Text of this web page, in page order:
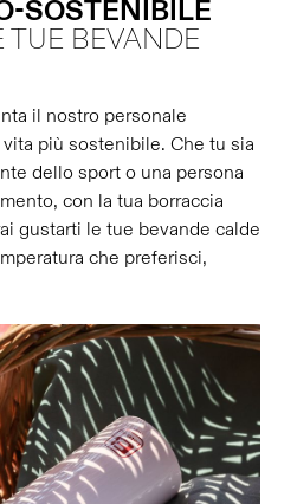
SOSTENIBILE
TUE BEVANDE
il nostro personale
più sostenibile. Che tu sia
dello sport o una persona
con la tua borraccia
gustarti le tue bevande calde
che preferisci,